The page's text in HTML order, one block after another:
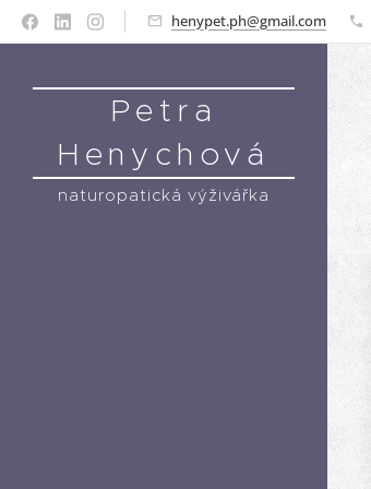
henypet.ph@gmail.com
Petra
Henychová
naturopatická výživářka